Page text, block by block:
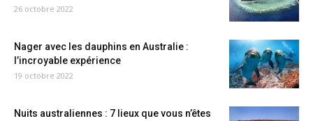
26 octobre 2022
Nager avec les dauphins en Australie :
l’incroyable expérience
19 octobre 2022
Nuits australiennes : 7 lieux que vous n’êtes